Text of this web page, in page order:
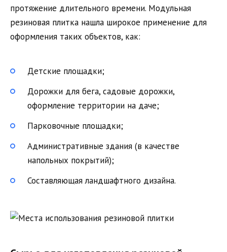
протяжение длительного времени. Модульная
резиновая плитка нашла широкое применение для
оформления таких объектов, как:
Детские площадки;
Дорожки для бега, садовые дорожки,
оформление территории на даче;
Парковочные площадки;
Административные здания (в качестве
напольных покрытий);
Составляющая ландшафтного дизайна.